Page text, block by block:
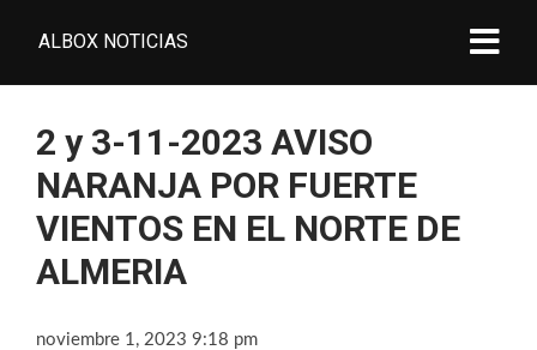
ALBOX NOTICIAS
2 y 3-11-2023 AVISO
NARANJA POR FUERTE
VIENTOS EN EL NORTE DE
ALMERIA
noviembre 1, 2023 9:18 pm